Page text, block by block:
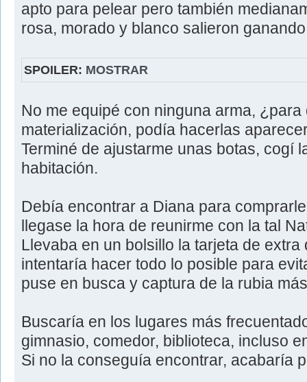
apto para pelear pero también
rosa, morado y blanco salieron
SPOILER: MOSTRAR
No me equipé con ninguna arma,
materialización, podía hacerlas
Terminé de ajustarme unas botas, cogí
habitación.
Debía encontrar a Diana para
llegase la hora de reunirme con la tal
Llevaba en un bolsillo la tarjeta de
intentaría hacer todo lo posible para
puse en busca y captura de la rubia
Buscaría en los lugares más
gimnasio, comedor, biblioteca, incluso
Si no la conseguía encontrar, acabaría